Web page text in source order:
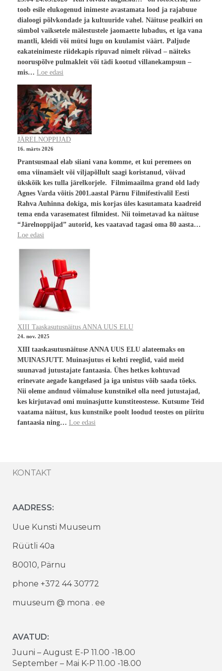
toob esile elukogenud inimeste avastamata lood ja rajabuue
dialoogi põlvkondade ja kultuuride vahel. Näituse pealkiri on
sümbol vaiksetele mälestustele jaomaette lubadus, et iga vana
mantli, kleidi või mütsi lugu on kuulamist väärt. Paljude
eakateinimeste riidekapis ripuvad nimelt rõivad – näiteks
nooruspõlve pulmakleit või tädi kootud villanekampsun –
mis… Loe edasi
JÄRELNOPPIJAD
16. märts 2026
Prantsusmaal elab siiani vana komme, et kui peremees on
oma viinamäelt või viljapõllult saagi koristanud, võivad
ükskõik kes tulla järelkorjele. Filmimaailma grand old lady
Agnes Varda võitis 2001.aastal Pärnu Filmifestivalil Eesti
Rahva Auhinna dokiga, mis korjas üles kasutamata kaadreid
tema enda varasematest filmidest. Nii toimetavad ka näituse
“Järelnoppijad” autorid, kes vaatavad tagasi oma 80 aasta…
Loe edasi
XIII Taaskasutusnäitus ANNA UUS ELU
24. nov. 2025
XIII taaskasutusnäituse ANNA UUS ELU alateemaks on
MUINASJUTT. Muinasjutus ei kehti reeglid, vaid meid
suunavad jutustajate fantaasia. Ühes hetkes kohtuvad
erinevate aegade kangelased ja iga unistus võib saada tõeks.
Nii oleme andnud võimaluse kunstnikel olla need jutustajad,
kes kirjutavad omi muinasjutte kunstiteostesse. Kutsume Teid
vaatama näitust, kus kunstnike poolt loodud teostes on piiritu
fantaasia ning… Loe edasi
KONTAKT
AADRESS:
Uue Kunsti Muuseum
Rüütli 40a
80010, Pärnu
phone +372 44 30772
muuseum @ mona . ee
AVATUD:
Juuni – August E-P 11.00 -18.00
September – Mai K-P 11.00 -18.00